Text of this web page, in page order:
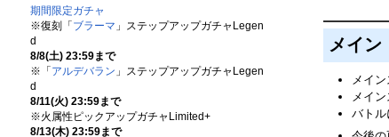
期間限定ガチャ
※復刻「 ブラーマ 」ステップアップガチャLegen
d
8/8(土) 23:59まで
※「 アルデバラン 」ステップアップガチャLegen
d
8/11(火) 23:59まで
※火属性ピックアップガチャLimited+
8/13(木) 23:59まで
メイン
メイン
メイ
バトル